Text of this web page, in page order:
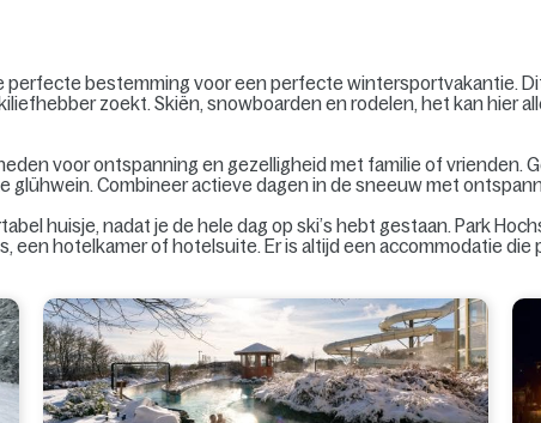
perfecte bestemming voor een perfecte wintersportvakantie.
zoekt. Skiën, snowboarden en rodelen, het kan hier
voor ontspanning en gezelligheid met familie of vrienden.
glühwein. Combineer actieve dagen in de sneeuw met
huisje, nadat je de hele dag op ski’s hebt gestaan. Park
een hotelkamer of hotelsuite. Er is altijd een accommodatie